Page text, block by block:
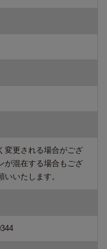
変更される場合がござ
が混在する場合もござ
いたします。